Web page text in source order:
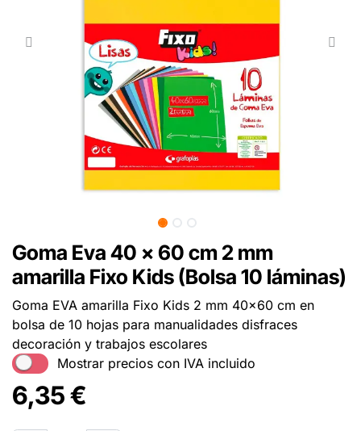
Goma Eva 40 x 60 cm 2 mm
amarilla Fixo Kids (Bolsa 10 láminas)
Goma EVA amarilla Fixo Kids 2 mm 40x60 cm en
bolsa de 10 hojas para manualidades disfraces
decoración y trabajos escolares
Mostrar precios con IVA incluido
6,35€